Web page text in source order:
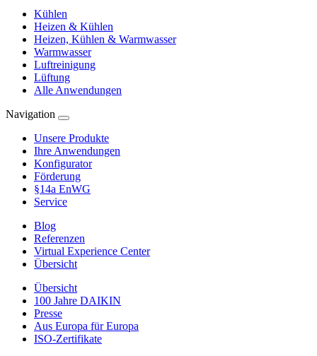
Kühlen
Heizen & Kühlen
Heizen, Kühlen & Warmwasser
Warmwasser
Luftreinigung
Lüftung
Alle Anwendungen
Navigation
Unsere Produkte
Ihre Anwendungen
Konfigurator
Förderung
§14a EnWG
Service
Blog
Referenzen
Virtual Experience Center
Übersicht
Übersicht
100 Jahre DAIKIN
Presse
Aus Europa für Europa
ISO-Zertifikate